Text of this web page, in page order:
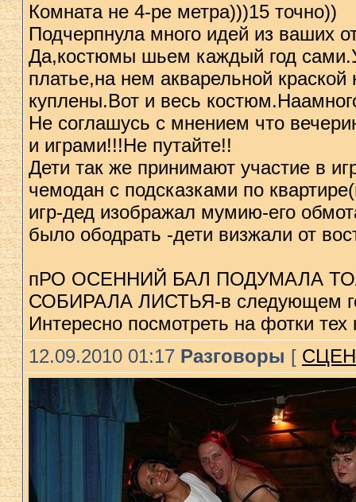
Комната не 4-ре метра)))15 точно))
Подчерпнула много идей из ваших
Да,костюмы шьем каждый год
платье,на нем акварельной
куплены.Вот и весь
Не соглашусь с мнением что
и играми!!!Не путайте!!
Дети так же принимают участие в
чемодан с подсказками по
игр-дед изображал мумию-его
было ободрать -дети визжали от
пРО ОСЕННИЙ БАЛ ПОДУМАЛА
СОБИРАЛА ЛИСТЬЯ-в следующем
Интересно посмотреть на фотки
12.09.2010 01:17 Разговоры [